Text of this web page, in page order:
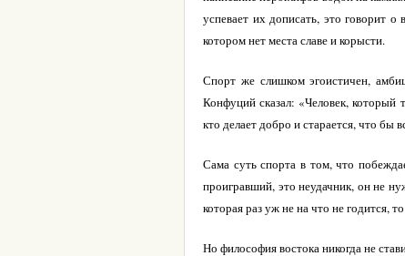
успевает их дописать, это говорит о
котором нет места славе и корысти.
Спорт же слишком эгоистичен,
Конфуций сказал: «Человек, который
кто делает добро и старается, что бы
Сама суть спорта в том, что
проигравший, это неудачник, он не
которая раз уж не на что не годится,
Но философия востока никогда не